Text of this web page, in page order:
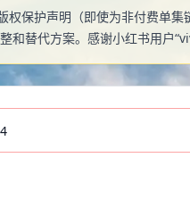
保护声明（即使为非付费单集
替代方案。感谢小红书用户